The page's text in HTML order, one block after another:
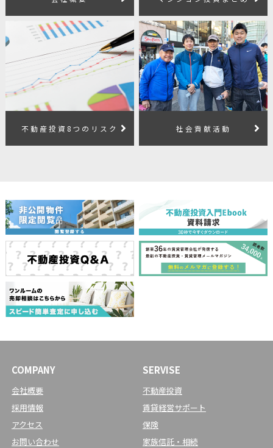
不動産投資8つのリスク 社会貢献活動
COMPANY
会社概要
採用情報
アクセス
お問い合わせ
SERVISE
不動産投資
賃貸経営サポート
保険
家族信託・相続